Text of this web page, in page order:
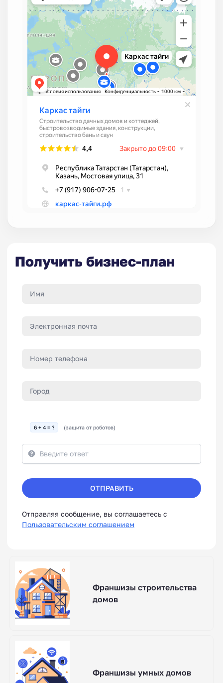
Получить бизнес-план
6 + 4 = ? (защита от роботов)
ОТПРАВИТЬ
Отправляя сообщение, вы соглашаетесь с
Пользовательским соглашением
Франшизы строительства
домов
Франшизы умных домов